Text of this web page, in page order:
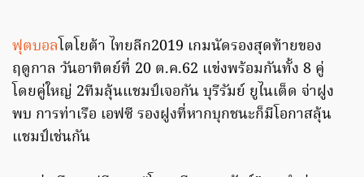
ฟุตบอลโตโยต้า ไทยลีก2019 เกมนัดรองสุดท้ายของ
ฤดูกาล วันอาทิตย์ที่ 20 ต.ค.62 แข่งพร้อมกันทั้ง 8 คู่
โดยคู่ใหญ่ 2ทีมลุ้นแชมป์เจอกัน บุรีรัมย์ ยูไนเต็ด จ่าฝูง
พบ การท่าเรือ เอฟซี รองฝูงที่หากบุกชนะก็มีโอกาสลุ้น
แชมป์เช่นกัน